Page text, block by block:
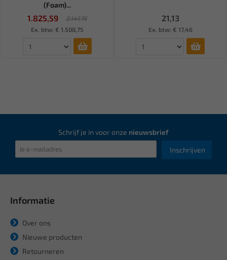
(Foam)...
1.825,59
2.147,75
Ex. btw: € 1.508,75
21,13
Ex. btw: € 17,46
Schrijf je in voor onze nieuwsbrief
Inschrijven
Informatie
Over ons
Nieuwe producten
Retourneren